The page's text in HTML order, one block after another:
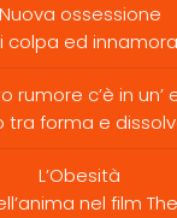
Nuova ossessione
colpa ed
rumore c’è in un’
tra forma e
L’Obesità
nel film